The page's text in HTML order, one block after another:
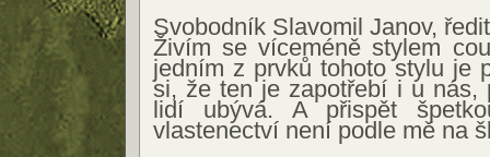
Svobodník Slavomil Janov,
Živím se víceméně stylem
jedním z prvků tohoto stylu je
si, že ten je zapotřebí i u nás,
lidí ubývá. A přispět
vlastenectví není podle mě na